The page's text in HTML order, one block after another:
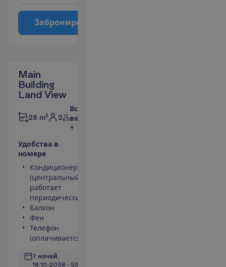
Заброниро
Main
Building
Land View
28 m² 2
Все
включено
+
Удобства в
номере
Кондиционер
(центральный,
работает
периодически)
Балкон
Фен
Телефон
(оплачивается)
7 ночей,
16.10.2026 - 23.10.2026